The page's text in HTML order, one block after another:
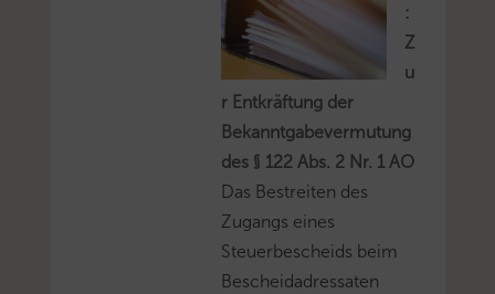
:
Z
u
r Entkräftung der
Bekanntgabevermutung
des § 122 Abs. 2 Nr. 1 AO
Das Bestreiten des
Zugangs eines
Steuerbescheids beim
Bescheidadressaten